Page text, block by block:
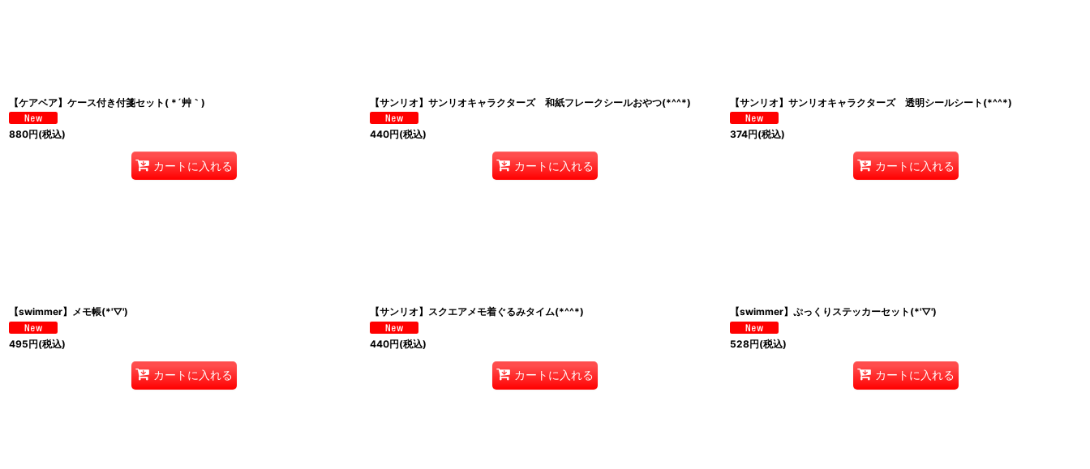
【ケアベア】ケース付き付箋セット( *´艸｀)
880円(税込)
カートに入れる
【サンリオ】サンリオキャラクターズ 和紙フレークシールおやつ(*^^*)
440円(税込)
カートに入れる
【サンリオ】サンリオキャラクターズ 透明シールシート(*^^*)
374円(税込)
カートに入れる
【swimmer】メモ帳(*'▽')
495円(税込)
カートに入れる
【サンリオ】スクエアメモ着ぐるみタイム(*^^*)
440円(税込)
カートに入れる
【swimmer】ぷっくりステッカーセット(*'▽')
528円(税込)
カートに入れる